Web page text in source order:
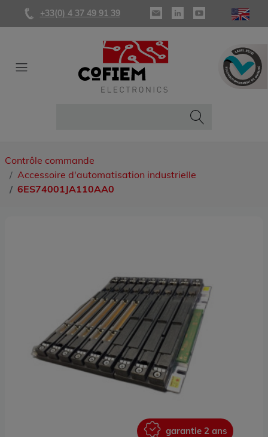
+33(0) 4 37 49 91 39
Contrôle commande
Accessoire d'automatisation industrielle
6ES74001JA110AA0
garantie 2 ans